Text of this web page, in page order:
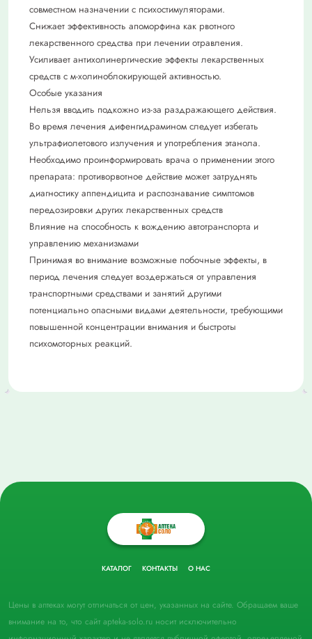
совместном назначении с психостимуляторами.
Снижает эффективность апоморфина как рвотного
лекарственного средства при лечении отравления.
Усиливает антихолинергические эффекты лекарственных
средств с м-холиноблокирующей активностью.
Особые указания
Нельзя вводить подкожно из-за раздражающего действия.
Во время лечения дифенгидрамином следует избегать
ультрафиолетового излучения и употребления этанола.
Необходимо проинформировать врача о применении этого
препарата: противорвотное действие может затруднять
диагностику аппендицита и распознавание симптомов
передозировки других лекарственных средств
Влияние на способность к вождению автотранспорта и
управлению механизмами
Принимая во внимание возможные побочные эффекты, в
период лечения следует воздержаться от управления
транспортными средствами и занятий другими
потенциально опасными видами деятельности, требующими
повышенной концентрации внимания и быстроты
психомоторных реакций.
КАТАЛОГ КОНТАКТЫ О НАС
Цены в аптеках могут отличаться от цен, указанных на сайте. Обращаем ваше
внимание на то, что сайт apteka-solo.ru носит исключительно